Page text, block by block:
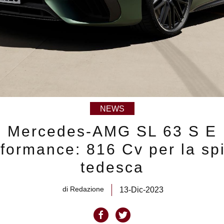
NEWS
Mercedes-AMG SL 63 S E
816 Cv per la
tedesca
di Redazione 13-Dic-2023